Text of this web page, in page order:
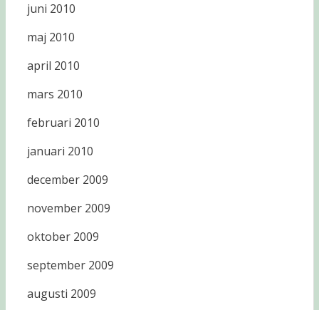
juni 2010
maj 2010
april 2010
mars 2010
februari 2010
januari 2010
december 2009
november 2009
oktober 2009
september 2009
augusti 2009